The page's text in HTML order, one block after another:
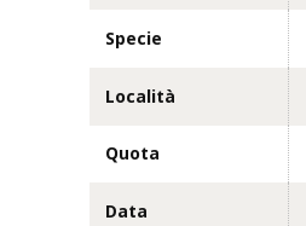
Specie
Località
Quota
Data